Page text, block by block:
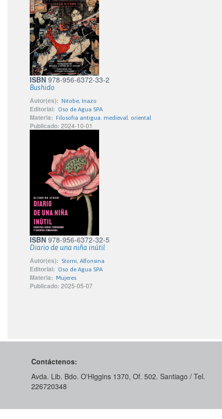
ISBN 978-956-6372-33-2
Bushido
Autor(es): Nitobe, Inazo
Editorial: Oso de Agua SPA
Materia: Filosofía antigua. medieval. oriental
Publicado: 2024-10-01
ISBN 978-956-6372-32-5
Diario de una niña inútil
Autor(es): Storni, Alfonsina
Editorial: Oso de Agua SPA
Materia: Mujeres
Publicado: 2025-05-07
Contáctenos:
Avda. Lib. Bdo. O'Higgins 1370, Of. 502. Santiago / Tel.
226720348